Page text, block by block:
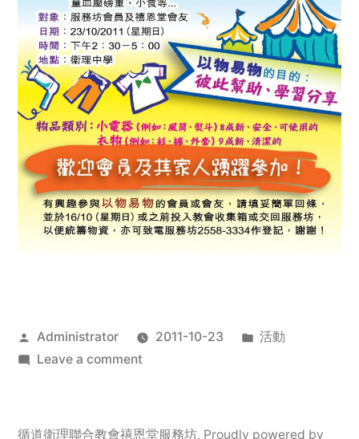
Posted
by
Administrator 2011-10-23
Posted
活動
Leave a commenton
服
循道衛理聯合教會禧恩堂服務坊, Proudly powered by